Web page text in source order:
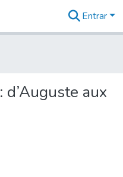
Entrar
aux